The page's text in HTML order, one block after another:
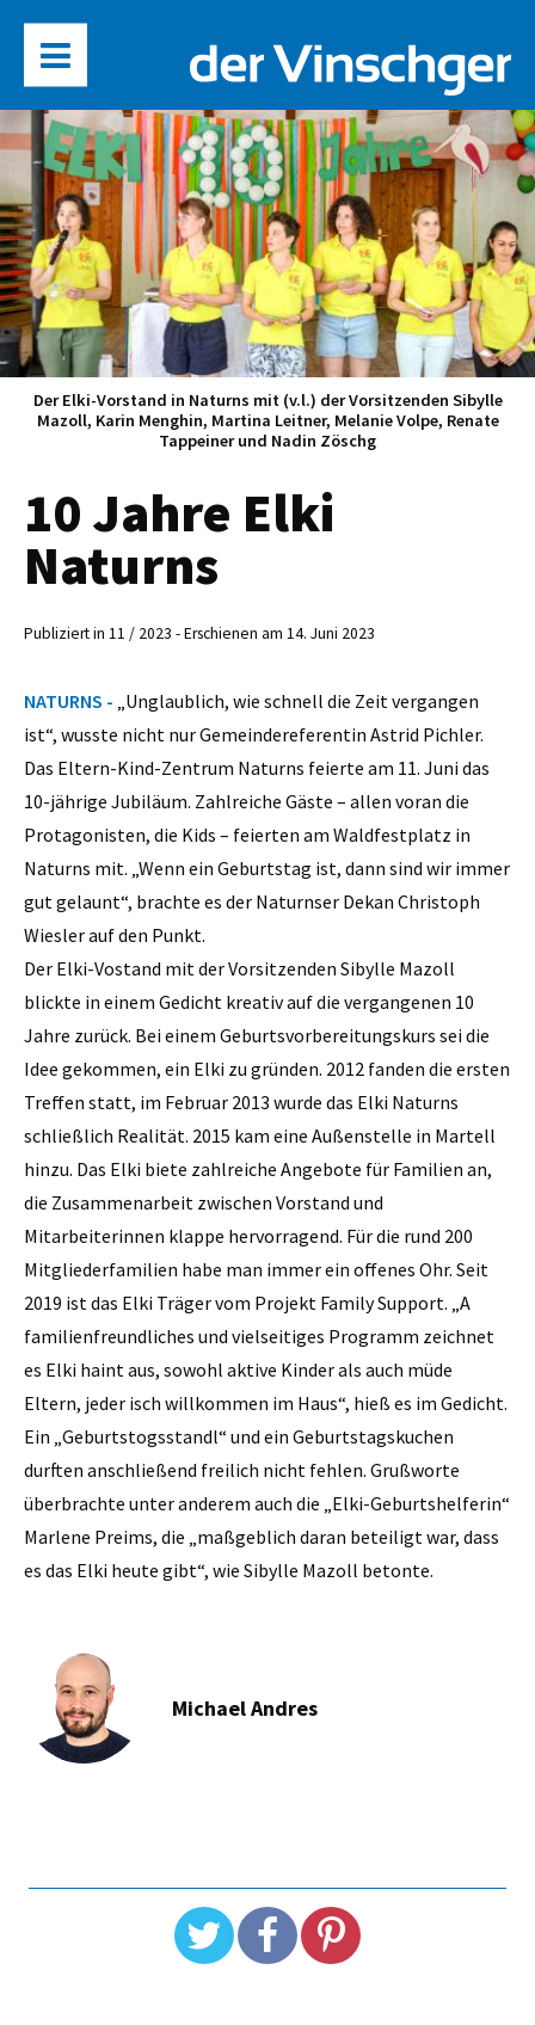
Der Elki-Vorstand in Naturns mit (v.l.) der Vorsitzenden Sibylle
Mazoll, Karin Menghin, Martina Leitner, Melanie Volpe, Renate
Tappeiner und Nadin Zöschg
10 Jahre Elki
Naturns
Publiziert in 11 / 2023 - Erschienen am 14. Juni 2023
NATURNS - „Unglaublich, wie schnell die Zeit vergangen
ist“, wusste nicht nur Gemeindereferentin Astrid Pichler.
Das Eltern-Kind-Zentrum Naturns feierte am 11. Juni das
10-jährige Jubiläum. Zahlreiche Gäste – allen voran die
Protagonisten, die Kids – feierten am Waldfestplatz in
Naturns mit. „Wenn ein Geburtstag ist, dann sind wir immer
gut gelaunt“, brachte es der Naturnser Dekan Christoph
Wiesler auf den Punkt.
Der Elki-Vostand mit der Vorsitzenden Sibylle Mazoll
blickte in einem Gedicht kreativ auf die vergangenen 10
Jahre zurück. Bei einem Geburtsvorbereitungskurs sei die
Idee gekommen, ein Elki zu gründen. 2012 fanden die ersten
Treffen statt, im Februar 2013 wurde das Elki Naturns
schließlich Realität. 2015 kam eine Außenstelle in Martell
hinzu. Das Elki biete zahlreiche Angebote für Familien an,
die Zusammenarbeit zwischen Vorstand und
Mitarbeiterinnen klappe hervorragend. Für die rund 200
Mitgliederfamilien habe man immer ein offenes Ohr. Seit
2019 ist das Elki Träger vom Projekt Family Support. „A
familienfreundliches und vielseitiges Programm zeichnet
es Elki haint aus, sowohl aktive Kinder als auch müde
Eltern, jeder isch willkommen im Haus“, hieß es im Gedicht.
Ein „Geburtstogsstandl“ und ein Geburtstagskuchen
durften anschließend freilich nicht fehlen. Grußworte
überbrachte unter anderem auch die „Elki-Geburtshelferin“
Marlene Preims, die „maßgeblich daran beteiligt war, dass
es das Elki heute gibt“, wie Sibylle Mazoll betonte.
Michael Andres